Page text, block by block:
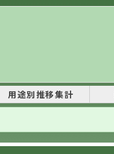
用途別推移集計